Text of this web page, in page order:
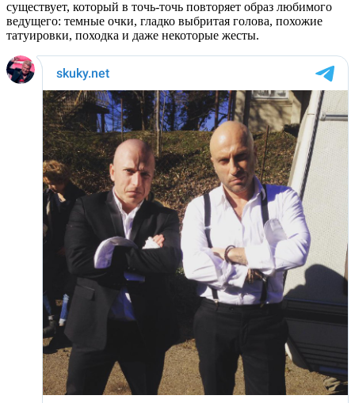
существует, который в точь-точь повторяет образ любимого
ведущего: темные очки, гладко выбритая голова, похожие
татуировки, походка и даже некоторые жесты.